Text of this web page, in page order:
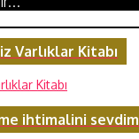
Varlıklar Kitabı
ihtimalini sevdim